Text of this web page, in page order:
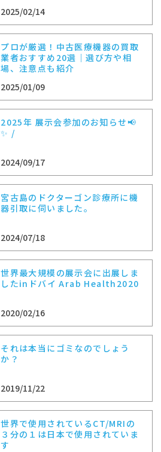
2025/02/14
プロが厳選！中古医療機器の買取
業者おすすめ20選｜選び方や相
場、注意点も紹介
2025/01/09
2025年 展示会参加のお知らせ📢
✨ /
2024/09/17
宮古島のドクターゴン診療所に機
器引取に伺いました。
2024/07/18
世界最大規模の展示会に出展しま
したinドバイ Arab Health2020
2020/02/16
それは本当にゴミなのでしょう
か？
2019/11/22
世界で使用されているCT/MRIの
３分の１は日本で使用されていま
す